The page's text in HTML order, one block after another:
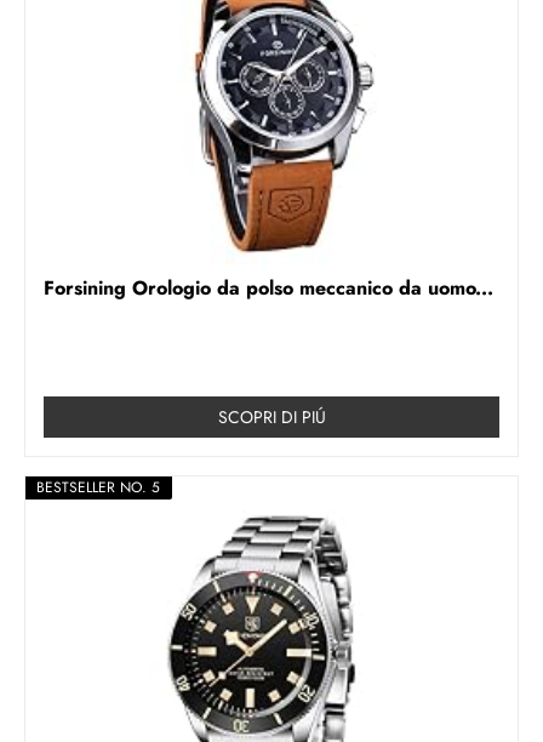
Forsining Orologio da polso meccanico da uomo...
SCOPRI DI PIÚ
BESTSELLER NO. 5